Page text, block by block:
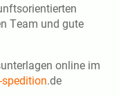
Team und gute
online im
.de